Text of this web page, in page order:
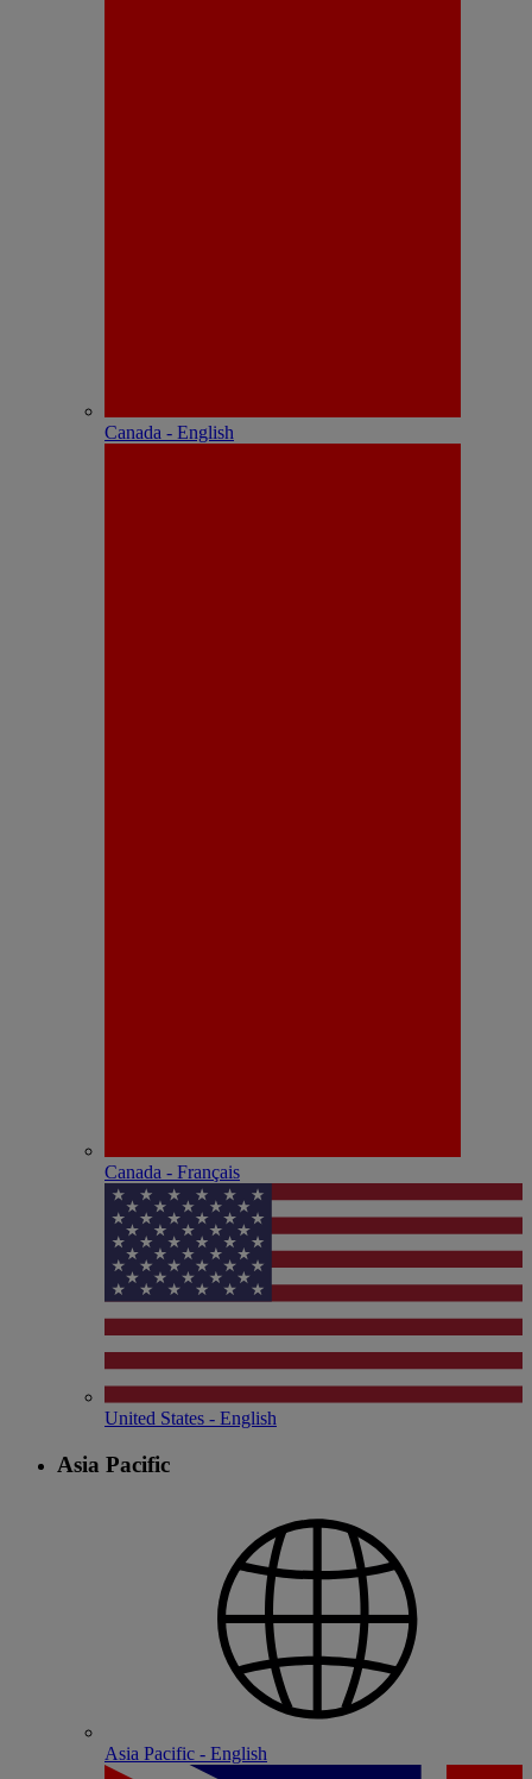
Canada - English
Canada - Français
United States - English
Asia Pacific
Asia Pacific - English